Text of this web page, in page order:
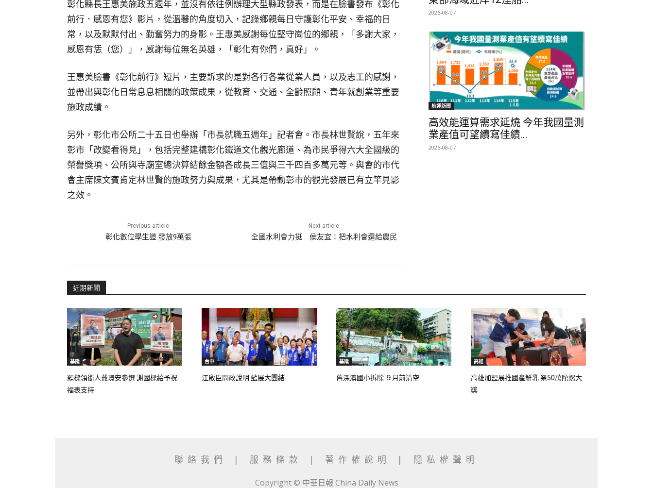
彰化縣長王惠美施政五週年，並沒有依往例辦理大型縣政發表，而是在臉書發布《彰化
前行．感恩有您》影片，從溫馨的角度切入，記錄鄉親每日守護彰化平安、幸福的日
常，以及默默付出、勤奮努力的身影。王惠美感謝每位堅守崗位的鄉親，「多謝大家，
感恩有恁（您）」，感謝每位無名英雄，「彰化有你們，真好」。
王惠美臉書《彰化前行》短片，主要訴求的是對各行各業從業人員，以及志工的感謝，
並帶出與彰化日常息息相關的政策成果，從教育、交通、全齡照顧、青年就創業等重要
施政成績。
另外，彰化市公所二十五日也舉辦「市長就職五週年」記者會。市長林世賢說，五年來
彰市「改變看得見」，包括完整建構彰化鐵道文化觀光廊道、為市民爭得六大全國級的
榮譽獎項、公所與寺廟室總決算結餘金額各成長三億與三千四百多萬元等。與會的市代
會主席陳文賓肯定林世賢的施政努力與成果，尤其是帶動彰市的觀光發展已有立竿見影
之效。
Previous article
彰化數位學生證 發放9萬張
Next article
全國水利會力挺 侯友宜：把水利會還給農民
2026-08-07
航運新聞
高效能運算需求延燒 今年我國量測
業產值可望續寫佳績...
2026-08-07
近期新聞
基隆
罷樑領銜人戴璟安參選 謝國樑給予祝
福表支持
台中
江啟臣問政說明 藍展大團結
基隆
舊深澳國小拆除 ９月前清空
高雄
高雄加盟展推國產鮮乳 祭50萬陀螺大
獎
聯絡我們 | 服務條款 | 著作權說明 | 隱私權聲明
Copyright © 中華日報 China Daily News